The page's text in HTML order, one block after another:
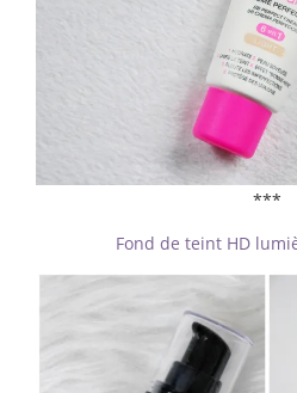
***
Fond de teint HD